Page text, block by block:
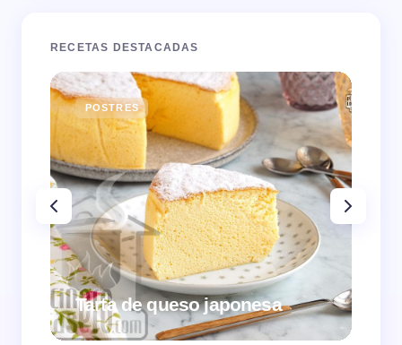
RECETAS DESTACADAS
POSTRES
Tarta de queso japonesa